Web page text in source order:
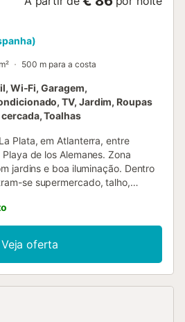
500 m para a costa
Wi-Fi, Garagem,
TV, Jardim, Roupas
Toalhas
Plata, em Atlanterra, entre
de los Alemanes. Zona
jardins e boa iluminação. Dentro
se supermercado, talho,
infantil, tudo a cinco minutos a
casais e famílias, na primeira
direto a partir da garagem
quartos de banho, cozinha
de lavar loiça, micro-
Veja oferta